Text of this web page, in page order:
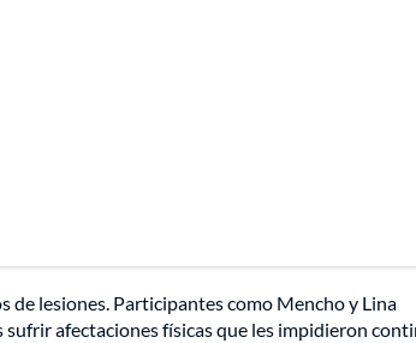
de lesiones. Participantes como Mencho y Lina
afectaciones físicas que les impidieron